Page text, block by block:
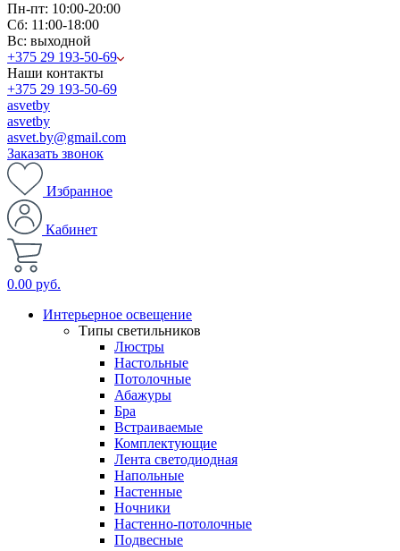
Пн-пт: 10:00-20:00
Сб: 11:00-18:00
Вс: выходной
+375 29 193-50-69
Наши контакты
+375 29 193-50-69
asvetby
asvetby
asvet.by@gmail.com
Заказать звонок
Избранное
Кабинет
0.00 руб.
Интерьерное освещение
Типы светильников
Люстры
Настольные
Потолочные
Абажуры
Бра
Встраиваемые
Комплектующие
Лента светодиодная
Напольные
Настенные
Ночники
Настенно-потолочные
Подвесные